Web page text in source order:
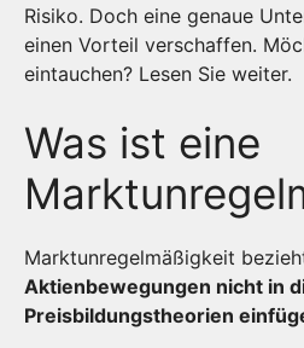
Risiko. Doch eine genaue
einen Vorteil verschaffen.
eintauchen? Lesen Sie weiter.
Was ist eine
Marktunregelmäßigkeit
Aktienbewegungen nicht in
Preisbildungstheorien